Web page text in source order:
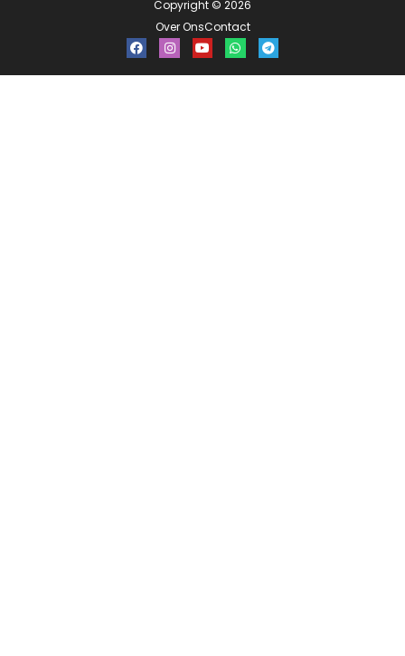
Copyright © 2026
Over OnsContact